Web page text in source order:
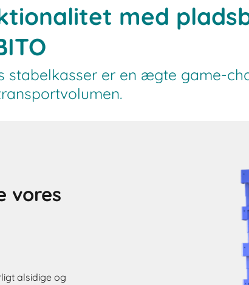
med
stabelkasser er en ægte game-
vores
alsidige og